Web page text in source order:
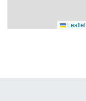
Leaflet